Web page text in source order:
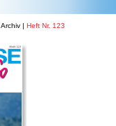
Archiv | Heft Nr. 123